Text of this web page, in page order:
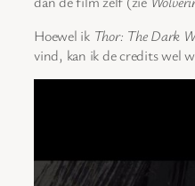
Hoewel ik Thor: The Dark
vind, kan ik de credits wel